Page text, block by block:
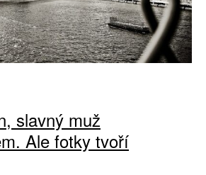
slavný muž
Ale fotky tvoří